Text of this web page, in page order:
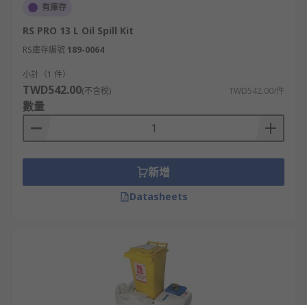
有庫存
RS PRO 13 L Oil Spill Kit
RS庫存編號 189-0064
小計（1 件）
TWD542.00(不含稅) TWD542.00/件
數量
新增
Datasheets